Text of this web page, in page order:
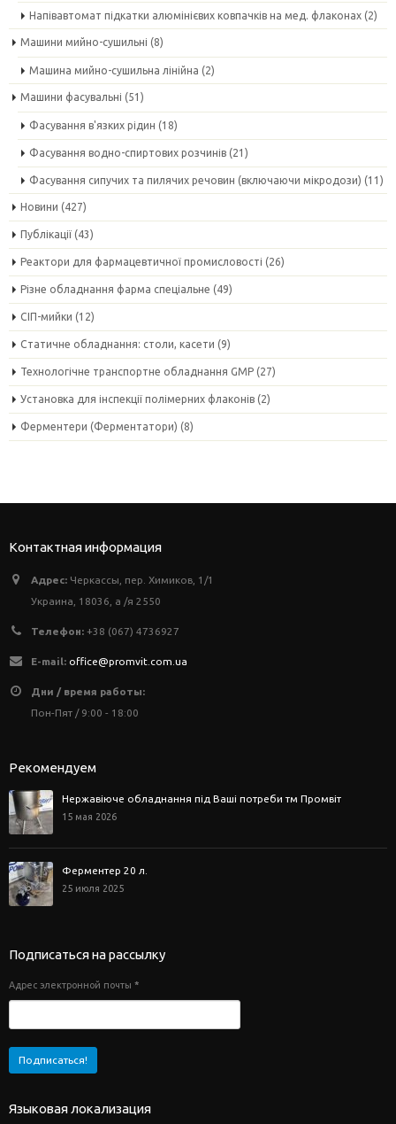
Напівавтомат підкатки алюмінієвих ковпачків на мед. флаконах (2)
Машини мийно-сушильні (8)
Машина мийно-сушильна лінійна (2)
Машини фасувальні (51)
Фасування в'язких рідин (18)
Фасування водно-спиртових розчинів (21)
Фасування сипучих та пилячих речовин (включаючи мікродози) (11)
Новини (427)
Публікації (43)
Реактори для фармацевтичної промисловості (26)
Різне обладнання фарма спеціальне (49)
СІП-мийки (12)
Статичне обладнання: столи, касети (9)
Технологічне транспортне обладнання GMP (27)
Установка для інспекції полімерних флаконів (2)
Ферментери (Ферментатори) (8)
Контактная информация
Адрес: Черкассы, пер. Химиков, 1/1
Украина, 18036, а /я 2550
Телефон: +38 (067) 4736927
E-mail: office@promvit.com.ua
Дни / время работы:
Пон-Пят / 9:00 - 18:00
Рекомендуем
Нержавіюче обладнання під Ваші потреби тм Промвіт
15 мая 2026
Ферментер 20 л.
25 июля 2025
Подписаться на рассылку
Адрес электронной почты *
Языковая локализация